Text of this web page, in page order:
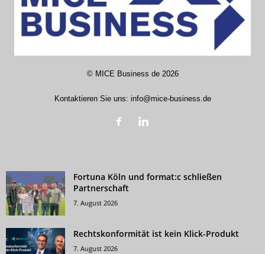
© MICE Business de2026
Kontaktieren Sie uns: info@mice-business.de
Fortuna Köln und format:c schließen
Partnerschaft
7. August 2026
Rechtskonformität ist kein Klick-Produkt
7. August 2026